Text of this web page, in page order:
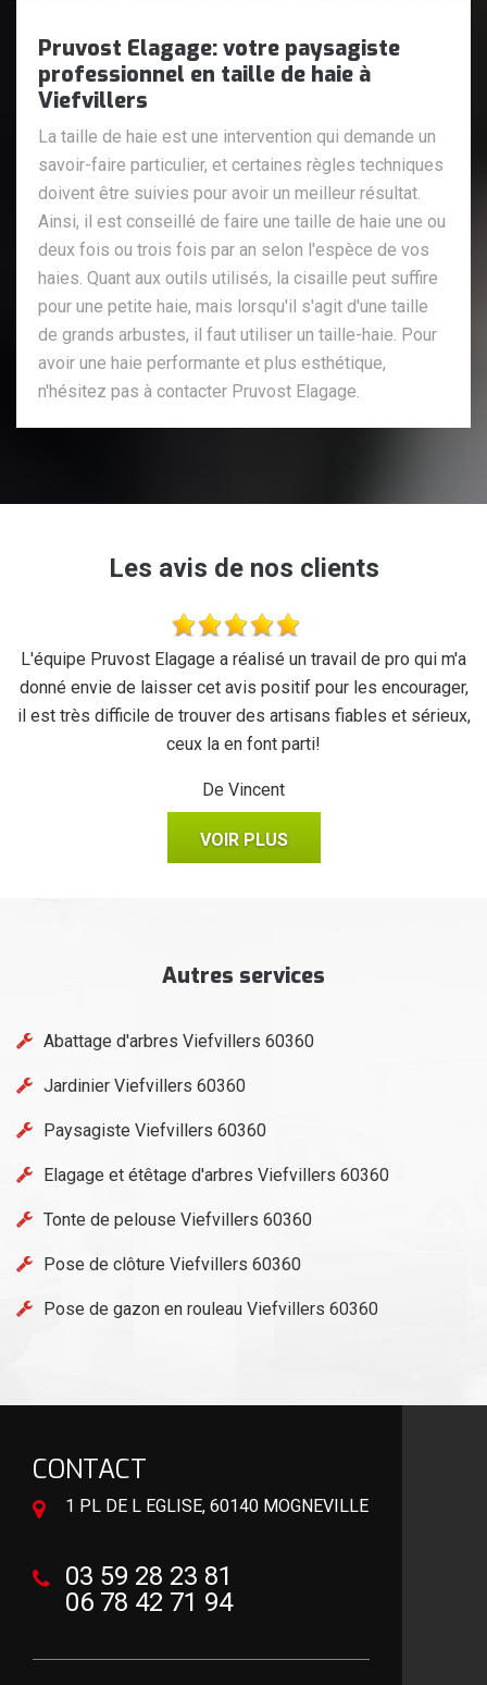
Pruvost Elagage: votre paysagiste
professionnel en taille de haie à
Viefvillers
La taille de haie est une intervention qui demande un
savoir-faire particulier, et certaines règles techniques
doivent être suivies pour avoir un meilleur résultat.
Ainsi, il est conseillé de faire une taille de haie une ou
deux fois ou trois fois par an selon l'espèce de vos
haies. Quant aux outils utilisés, la cisaille peut suffire
pour une petite haie, mais lorsqu'il s'agit d'une taille
de grands arbustes, il faut utiliser un taille-haie. Pour
avoir une haie performante et plus esthétique,
n'hésitez pas à contacter Pruvost Elagage.
Les avis de nos clients
L'équipe Pruvost Elagage a réalisé un travail de pro qui m'a
donné envie de laisser cet avis positif pour les encourager,
il est très difficile de trouver des artisans fiables et sérieux,
ceux la en font parti!
De Vincent
VOIR PLUS
Autres services
Abattage d'arbres Viefvillers 60360
Jardinier Viefvillers 60360
Paysagiste Viefvillers 60360
Elagage et étêtage d'arbres Viefvillers 60360
Tonte de pelouse Viefvillers 60360
Pose de clôture Viefvillers 60360
Pose de gazon en rouleau Viefvillers 60360
CONTACT
1 PL DE L EGLISE, 60140 MOGNEVILLE
03 59 28 23 81
06 78 42 71 94